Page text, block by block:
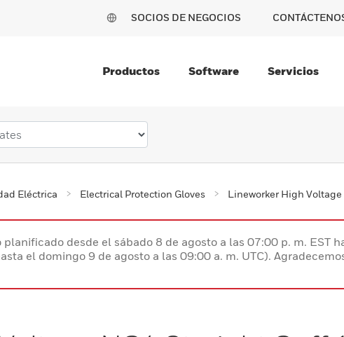
SOCIOS DE NEGOCIOS
Productos Software Servicios
Eléctrica Electrical Protection Gloves Lineworker High Voltage
desde el sábado 8 de agosto a las 07:00 p. m. EST
el domingo 9 de agosto a las 09:00 a. m. UTC).